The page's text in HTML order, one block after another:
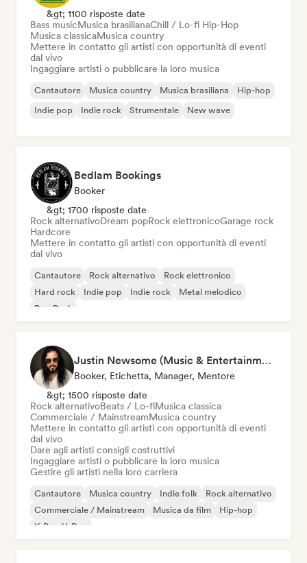
&gt; 1100 risposte date
Bass musicMusica brasilianaChill / Lo-fi Hip-Hop
Musica classicaMusica country
Mettere in contatto gli artisti con opportunità di eventi
dal vivo
Ingaggiare artisti o pubblicare la loro musica
Cantautore Musica country Musica brasiliana
Hip-hop
Indie pop
Indie rock Strumentale New wave
Bedlam Bookings
Booker
&gt; 1700 risposte date
Rock alternativoDream popRock elettronicoGarage rock
Hardcore
Mettere in contatto gli artisti con opportunità di eventi
dal vivo
Cantautore Rock alternativo
Rock elettronico
Hard rock
Indie pop Indie rock
Metal melodico
Pop Punk
Justin Newsome (Music & Entertainment Executive | A&R, Artist Development & Partnerships | Applied AI & Systems Strategy)
Booker, Etichetta, Manager, Mentore
&gt; 1500 risposte date
Rock alternativoBeats / Lo-fiMusica classica
Commerciale / MainstreamMusica country
Mettere in contatto gli artisti con opportunità di eventi
dal vivo
Dare agli artisti consigli costruttivi
Ingaggiare artisti o pubblicare la loro musica
Gestire gli artisti nella loro carriera
Cantautore Musica country Indie folk
Rock alternativo
Commerciale / Mainstream
Musica da film
Hip-hop
K-Pop/J-Pop